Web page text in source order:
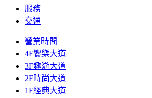
服務
交通
營業時間
4F饗樂大道
3F趣遊大道
2F時尚大道
1F經典大道